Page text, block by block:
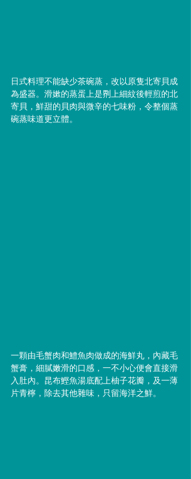
日式料理不能缺少茶碗蒸，改以原隻北寄貝成
為盛器。滑嫰的蒸蛋上是𠝹上細紋後輕煎的北
寄貝，鮮甜的貝肉與微辛的七味粉，令整個蒸
碗蒸味道更立體。
一顆由毛蟹肉和鱧魚肉做成的海鮮丸，內藏毛
蟹膏，細膩嫩滑的口感，一不小心便會直接滑
入肚內。昆布鰹魚湯底配上柚子花瓣，及一薄
片青檸，除去其他雜味，只留海洋之鮮。